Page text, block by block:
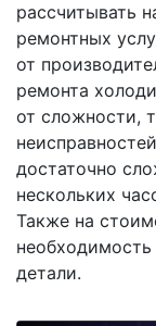
рассчитывать
ремонтных
от
ремонта
от сложности,
достаточно
нескольких
Также на
детали.